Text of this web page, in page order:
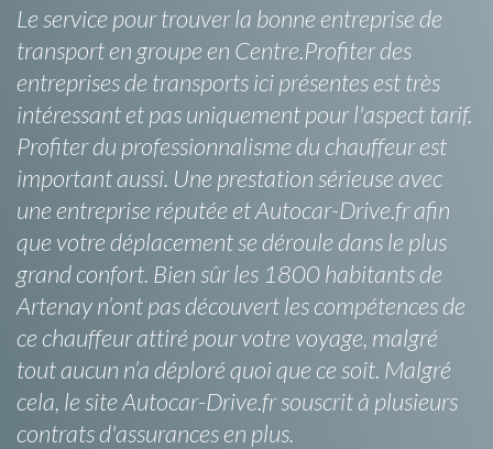
Le service pour trouver la bonne entreprise de
transport en groupe en Centre.Profiter des
entreprises de transports ici présentes est très
intéressant et pas uniquement pour l'aspect tarif.
Profiter du professionnalisme du chauffeur est
important aussi. Une prestation sérieuse avec
une entreprise réputée et Autocar-Drive.fr afin
que votre déplacement se déroule dans le plus
grand confort. Bien sûr les 1800 habitants de
Artenay n’ont pas découvert les compétences de
ce chauffeur attiré pour votre voyage, malgré
tout aucun n’a déploré quoi que ce soit. Malgré
cela, le site Autocar-Drive.fr souscrit à plusieurs
contrats d'assurances en plus.